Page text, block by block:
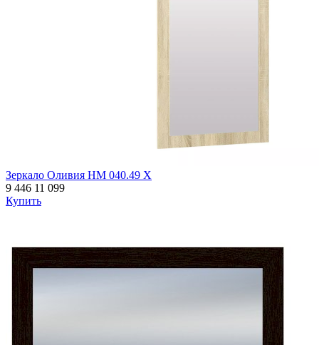
Зеркало Оливия НМ 040.49 Х
9 446 11 099
Купить